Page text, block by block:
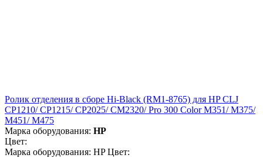
Ролик отделения в сборе Hi-Black (RM1-8765) для HP CLJ
CP1210/ CP1215/ CP2025/ CM2320/ Pro 300 Color M351/ M375/
M451/ M475
Марка оборудования: HP
Цвет:
Марка оборудования: HP Цвет: